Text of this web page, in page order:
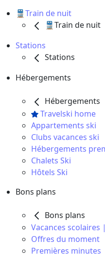
🚆Train de nuit
🚆Train de nuit
Stations
Stations
Hébergements
Hébergements
Travelski home
Appartements ski
Clubs vacances ski
Hébergements
Chalets Ski
Hôtels Ski
Bons plans
Bons plans
Vacances scolaires
Offres du moment
Premières minutes